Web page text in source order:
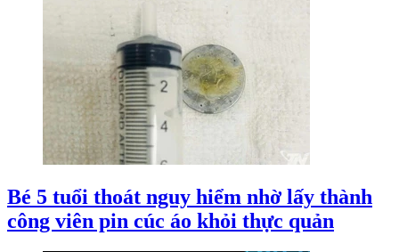
Bé 5 tuổi thoát nguy hiểm nhờ lấy thành
công viên pin cúc áo khỏi thực quản